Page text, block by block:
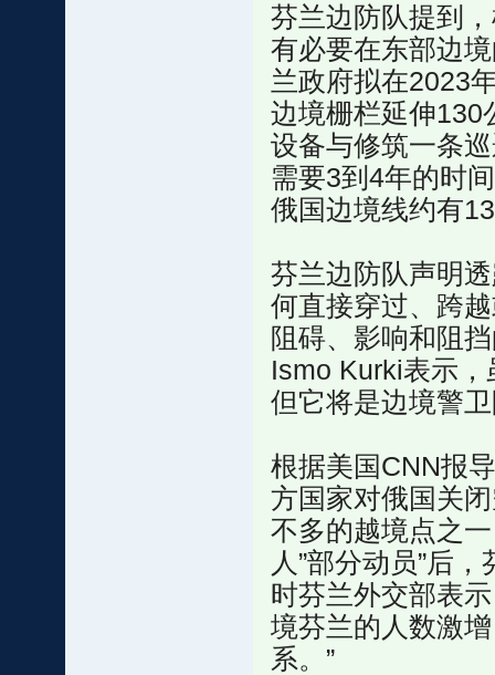
芬兰边防队提到
有必要在东部边
兰政府拟在2023
边境栅栏延伸130
设备与修筑一条
需要3到4年的时
俄国边境线约有
芬兰边防队声明
何直接穿过、跨
阻碍、影响和阻
Ismo Kurki表示
但它将是边境警
根据美国CNN报
方国家对俄国关
不多的越境点之
人”部分动员”后
时芬兰外交部表
境芬兰的人数激
系。”